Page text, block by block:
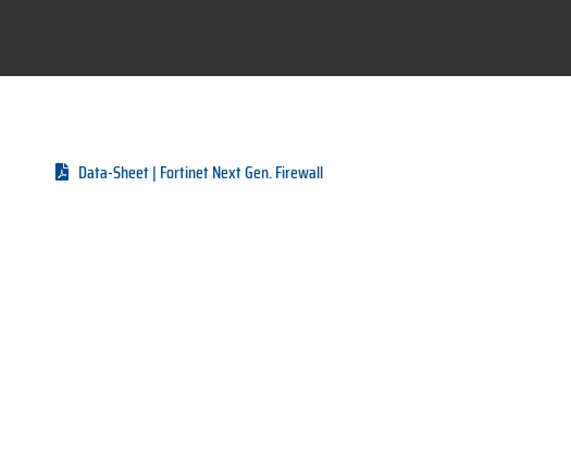
Data-Sheet | Fortinet Next Gen. Firewall